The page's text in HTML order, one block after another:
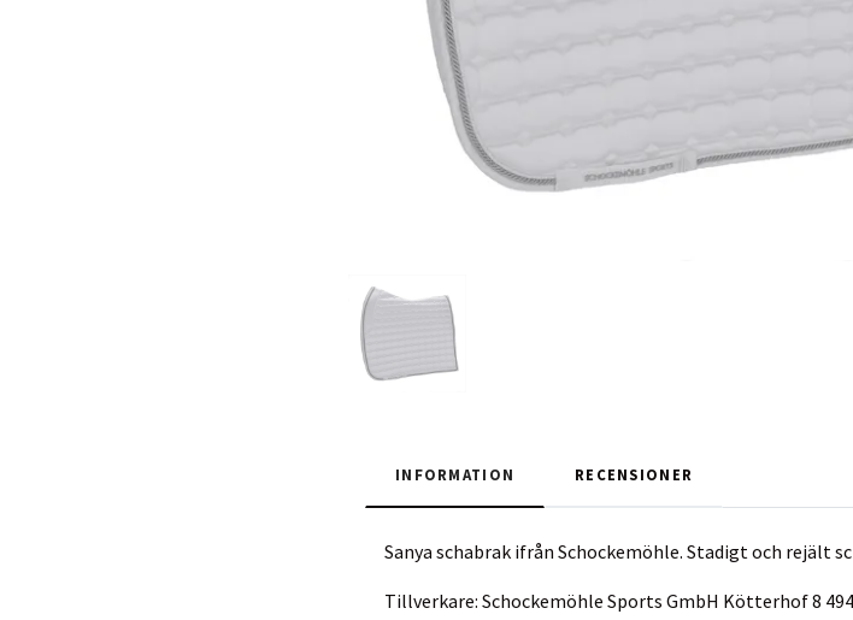
INFORMATION RECENSIONER
Sanya schabrak ifrån Schockemöhle. Stadigt och rejält
Tillverkare: Schockemöhle Sports GmbH Kötterhof 8